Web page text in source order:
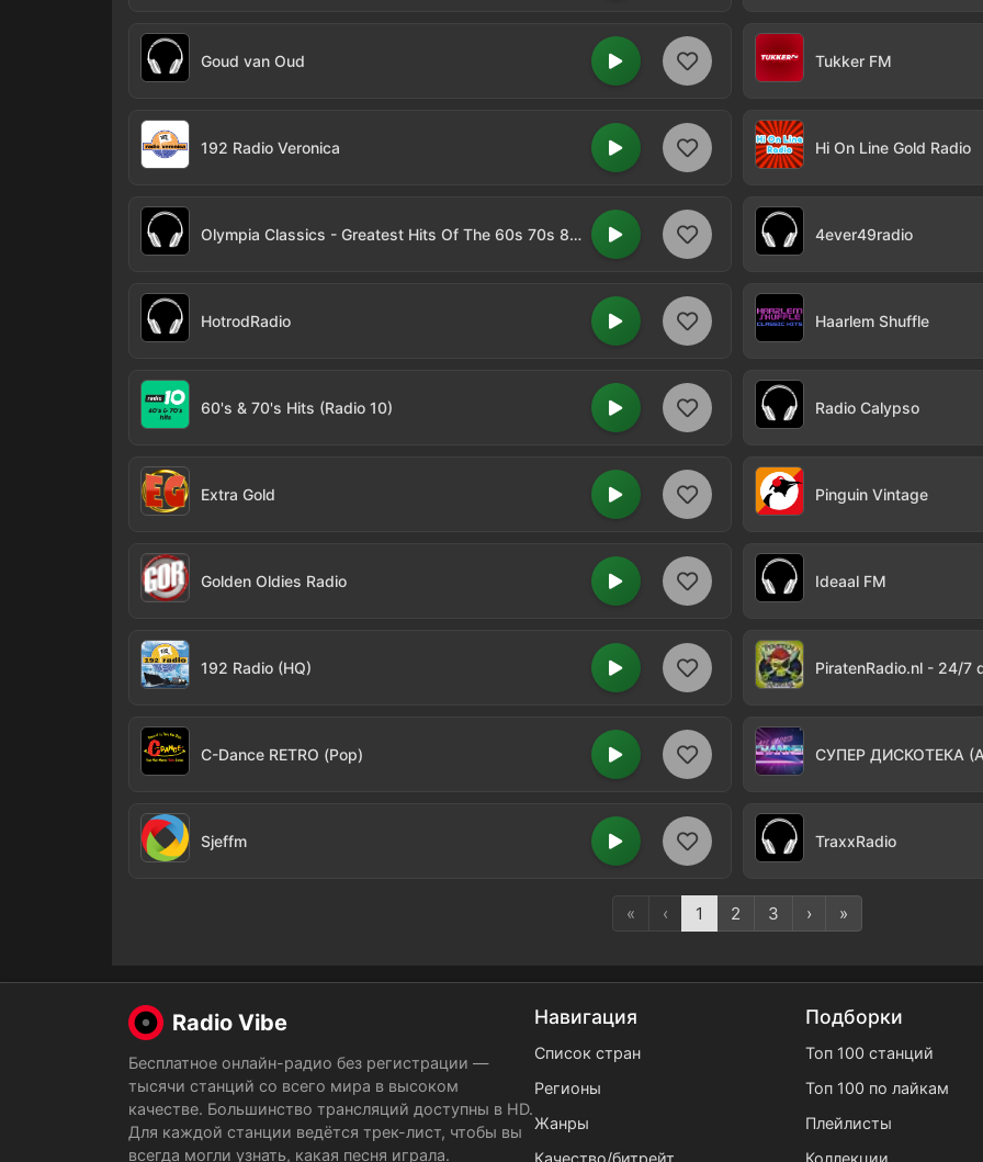
Goud van Oud Tukker FM
192 Radio Veronica Hi On Line Gold Radio
Olympia Classics - Greatest Hits Of The 60s 70s 80s & 90s 4ever49radio
HotrodRadio Haarlem Shuffle
60's & 70's Hits (Radio 10) Radio Calypso
Extra Gold Pinguin Vintage
Golden Oldies Radio Ideaal FM
192 Radio (HQ)
C-Dance RETRO (Pop) СУПЕР ДИСКОТЕКА
Sjeffm TraxxRadio
« ‹ 1 2 3 › »
Radio Vibe
Бесплатное онлайн-радио без регистрации —
тысячи станций со всего мира в высоком
качестве. Большинство трансляций доступны в HD.
Для каждой станции ведётся трек-лист, чтобы вы
всегда могли узнать, какая песня играла.
Навигация
Список стран
Регионы
Жанры
Качество/битрейт
Подборки
Топ 100 станций
Топ 100 по лайкам
Плейлисты
Коллекции